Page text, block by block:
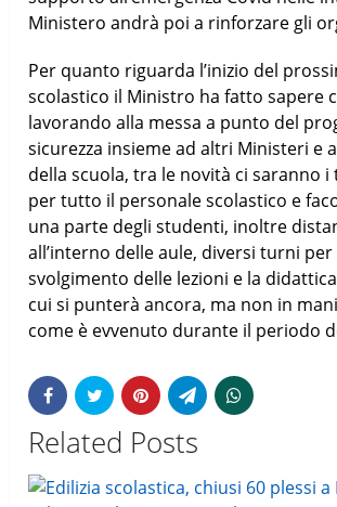
Ministero andrà poi a rinforzare gli
Per quanto riguarda l’inizio del
scolastico il Ministro ha fatto sapere
lavorando alla messa a punto del
sicurezza insieme ad altri Ministeri e
della scuola, tra le novità ci saranno
per tutto il personale scolastico e
una parte degli studenti, inoltre
all’interno delle aule, diversi turni per
svolgimento delle lezioni e la
cui si punterà ancora, ma non in
come è evvenuto durante il periodo
Related Posts